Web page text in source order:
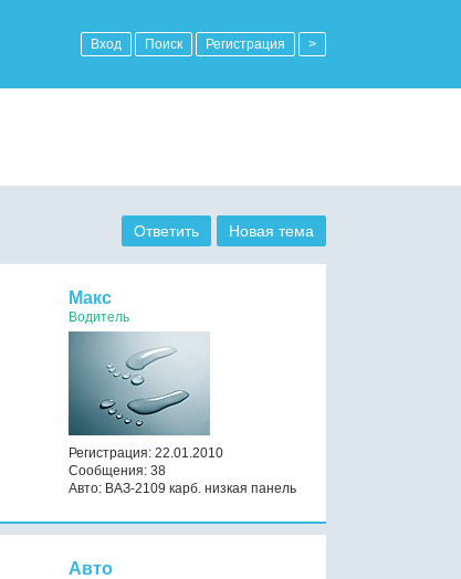
Вход Поиск Регистрация >
Новая тема
Ответить
Макс
Водитель
Регистрация: 22.01.2010
Сообщения: 38
Авто: ВАЗ-2109 карб. низкая панель
Авто